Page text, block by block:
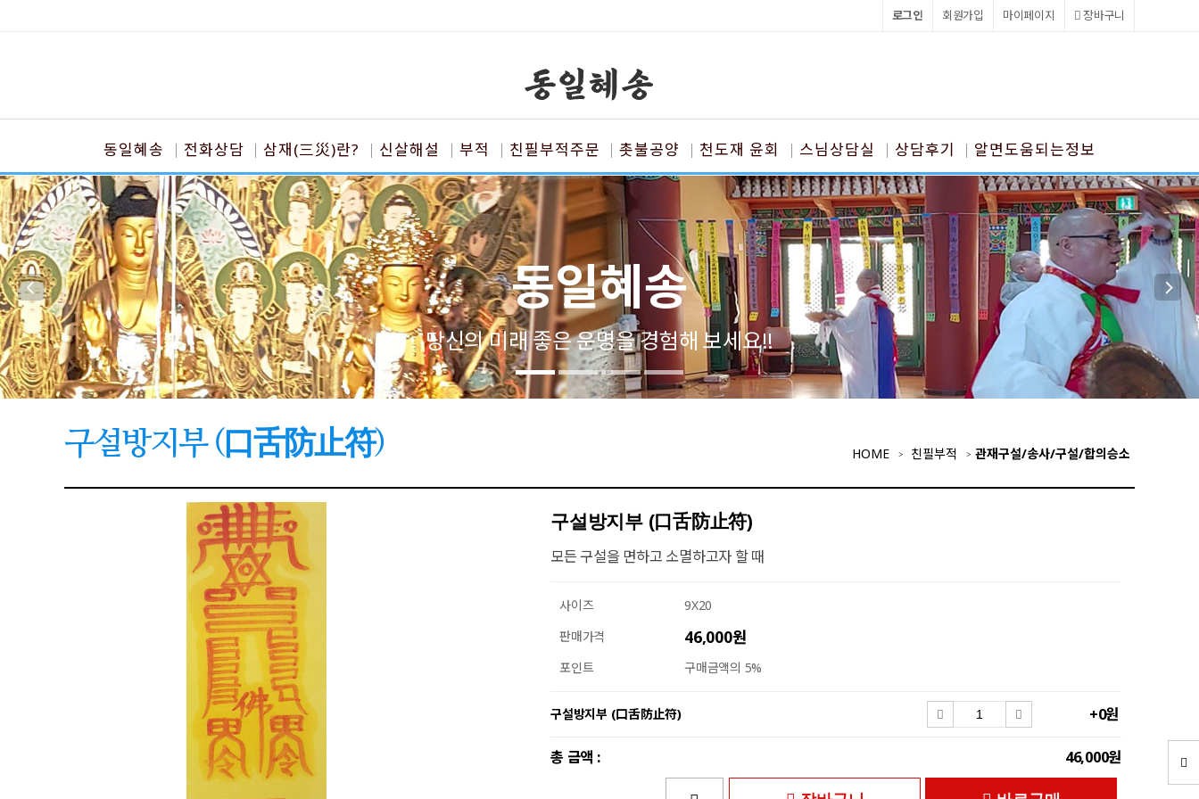
장바구니
마이페이지
회원가입
로그인
동일혜송 전화상담 삼재(三災)란? 신살해설 부적 친필부적주문 촛불공양 천도재 윤회 스님상담실 상담후기 알면도움되는정보
동일혜송
당신의 미래 좋은 운명을 경험해 보세요!!
구설방지부 (口舌防止符) HOME 친필부적 관재구설/송사/구설/합의승소
구설방지부 (口舌防止符)
모든 구설을 면하고 소멸하고자 할 때
사이즈
9X20
판매가격
46,000원
포인트 구매금액의 5%
구설방지부 (口舌防止符) +0원
총 금액 : 46,000원